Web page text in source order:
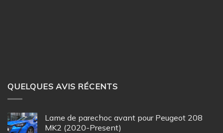
QUELQUES AVIS RÉCENTS
Lame de parechoc avant pour Peugeot 208
MK2 (2020-Present)